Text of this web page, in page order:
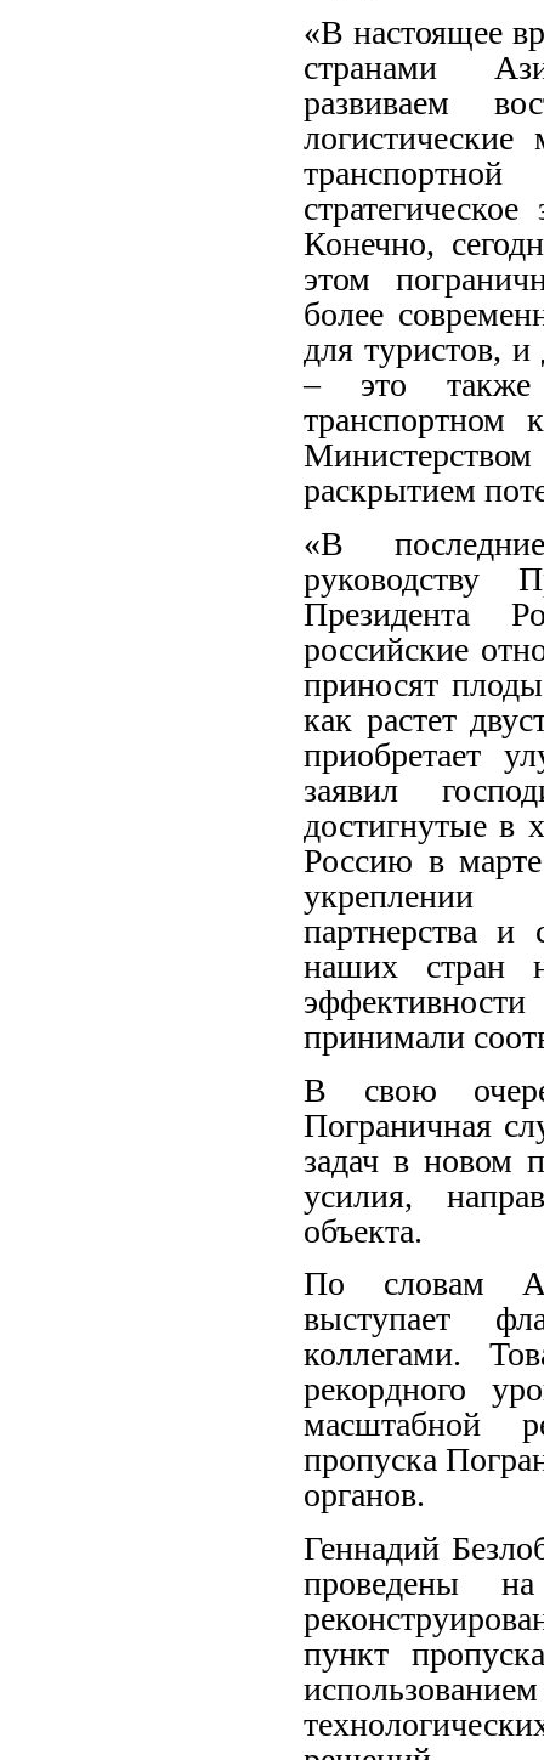
«В настоящее
странами
развиваем
Конечно,
этом
более
для туристов,
– это также
транспортном
раскрытием
«В
Президента
российские
приносят
как растет
приобретает
заявил
достигнутые в
Россию в
укреплении
партнерства и
наших стран
принимали
В свою
Пограничная
задач в новом
усилия,
объекта.
По словам
выступает
коллегами.
рекордного
масштабной
пропуска
органов.
Геннадий
проведены
пункт